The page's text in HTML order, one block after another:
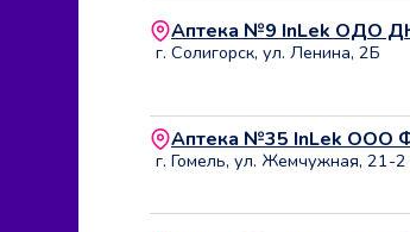
Аптека №9 InLek ОДО
г. Солигорск, ул. Ленина, 2Б
Аптека №35 InLek ООО
г. Гомель, ул. Жемчужная, 21-2